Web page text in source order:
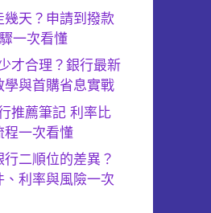
天？申請到撥款
一次看懂
才合理？銀行最新
與首購省息實戰
推薦筆記 利率比
程一次看懂
二順位的差異？
利率與風險一次